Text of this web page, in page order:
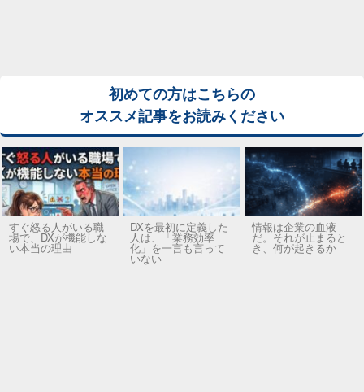
初めての方はこちらの
オススメ記事をお読みください
すぐ怒る人がいる職
場で、DXが機能しな
い本当の理由
DXを最初に定義した
人は、「業務効率
化」を一言も言って
いない
情報は企業の血液
だ。それが止まると
き、何が起きるか